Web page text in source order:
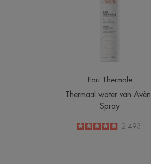
Spray
Eau Thermale
Thermaal water van
Spray
4.8
/
5
2.493